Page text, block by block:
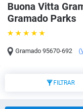
Buona Vitta
Gramado Parks
Gramado 95670-692 (
FILTRAR